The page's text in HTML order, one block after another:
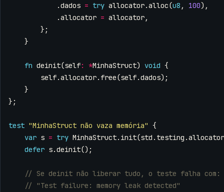
.dados = try allocator.alloc(u8 , 100),
.allocator = allocator,
};
}
fn deinit(self: *MinhaStruct) void {
self.allocator. free(self.dados);
}
};
test "MinhaStruct não vaza memória" {
var s = try MinhaStruct. init(std . testing .allocator
defer s.deinit();